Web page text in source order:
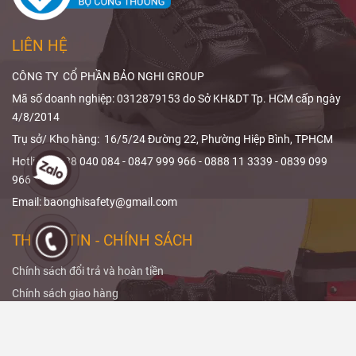
phủ và thiết kế
sản phẩm.
X-quangvà
giảm liều
quả.
LIÊN HỆ
CÔNG TY CỔ PHẦN BẢO NGHI GROUP
Mã số doanh nghiệp: 0312879153 do Sở KH&DT Tp. HCM cấp ngày
4/8/2014
Trụ sở/ Kho hàng: 16/5/24 Đường 22, Phường Hiệp Bình, TPHCM
Hotline: 0988 040 084 - 0847 999 966 - 0888 11 3339 - 0839 099
966
Email: baonghisafety@gmail.com
THÔNG TIN - CHÍNH SÁCH
Chính sách đổi trả và hoàn tiền
Chính sách giao hàng